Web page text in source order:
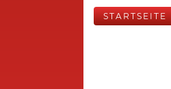
STARTSEITE